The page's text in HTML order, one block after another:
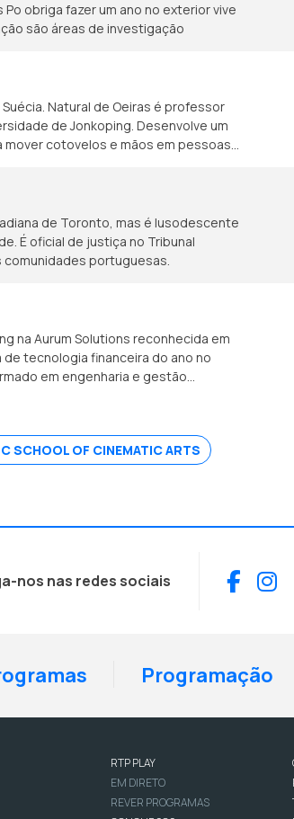
obriga fazer um ano no exterior vive
são áreas de investigação
Natural de Oeiras é professor
de Jonkoping. Desenvolve um
cotovelos e mãos em pessoas
de Toronto, mas é lusodescente
É oficial de justiça no Tribunal
comunidades portuguesas.
na Aurum Solutions reconhecida em
tecnologia financeira do ano no
em engenharia e gestão
SCHOOL OF CINEMATIC ARTS
nos nas redes sociais
Programação
RTP PLAY
EM DIRETO
REVER PROGRAMAS